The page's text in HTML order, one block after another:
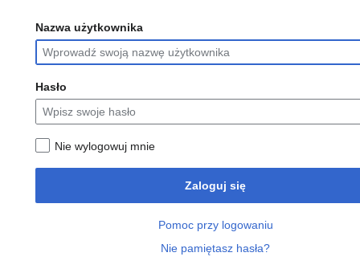
Nazwa użytkownika
Hasło
Nie wylogowuj mnie
Zaloguj się
Pomoc przy logowaniu
Nie pamiętasz hasła?